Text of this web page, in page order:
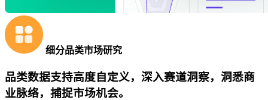
细分品类市场研究
品类数据支持高度自定义，深入赛道洞察，洞悉商
业脉络，捕捉市场机会。